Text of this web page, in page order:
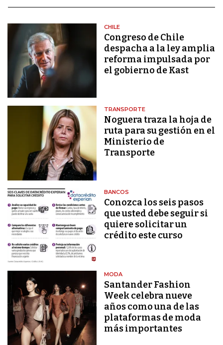
CHILE
Congreso de Chile
despacha a la ley amplia
reforma impulsada por
el gobierno de Kast
TRANSPORTE
Noguera traza la hoja de
ruta para su gestión en el
Ministerio de
Transporte
BANCOS
Conozca los seis pasos
que usted debe seguir si
quiere solicitar un
crédito este curso
MODA
Santander Fashion
Week celebra nueve
años como una de las
plataformas de moda
más importantes